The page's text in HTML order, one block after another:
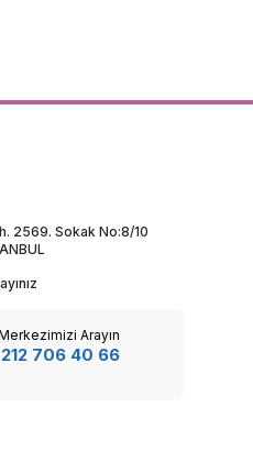
2569. Sokak No:8/10
Arayın
706 40 66